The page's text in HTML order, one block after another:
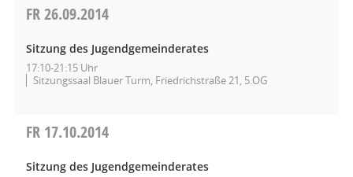
FR26.09.2014
Sitzung des Jugendgemeinderates
17:10-21:15 Uhr
Sitzungssaal Blauer Turm, Friedrichstraße 21, 5.OG
FR 17.10.2014
Sitzung des Jugendgemeinderates